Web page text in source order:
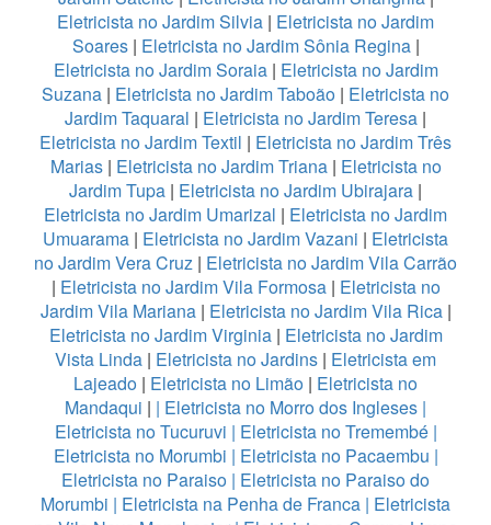
Eletricista no Jardim Silvia | Eletricista no Jardim
Soares| Eletricista no Jardim Sônia Regina|
Eletricista no Jardim Soraia| Eletricista no Jardim
Suzana | Eletricista no Jardim Taboão | Eletricista no
Jardim Taquaral | Eletricista no Jardim Teresa |
Eletricista no Jardim Textil | Eletricista no Jardim Três
Marias| Eletricista no Jardim Triana| Eletricista no
Jardim Tupa | Eletricista no Jardim Ubirajara |
Eletricista no Jardim Umarizal | Eletricista no Jardim
Umuarama | Eletricista no Jardim Vazani | Eletricista
no Jardim Vera Cruz | Eletricista no Jardim Vila Carrão
| Eletricista no Jardim Vila Formosa| Eletricista no
Jardim Vila Mariana| Eletricista no Jardim Vila Rica|
Eletricista no Jardim Virginia| Eletricista no Jardim
Vista Linda | Eletricista no Jardins | Eletricista em
Lajeado | Eletricista no Limão | Eletricista no
Mandaqui | | Eletricista no Morro dos Ingleses |
Eletricista no Tucuruvi | Eletricista no Tremembé|
Eletricista no Morumbi | Eletricista no Pacaembu |
Eletricista no Paraiso | Eletricista no Paraiso do
Morumbi | Eletricista na Penha de Franca | Eletricista